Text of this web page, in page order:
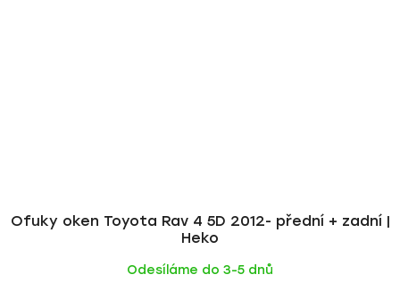
Ofuky oken Toyota Rav 4 5D 2012- přední + zadní |
Heko
Odesíláme do 3-5 dnů